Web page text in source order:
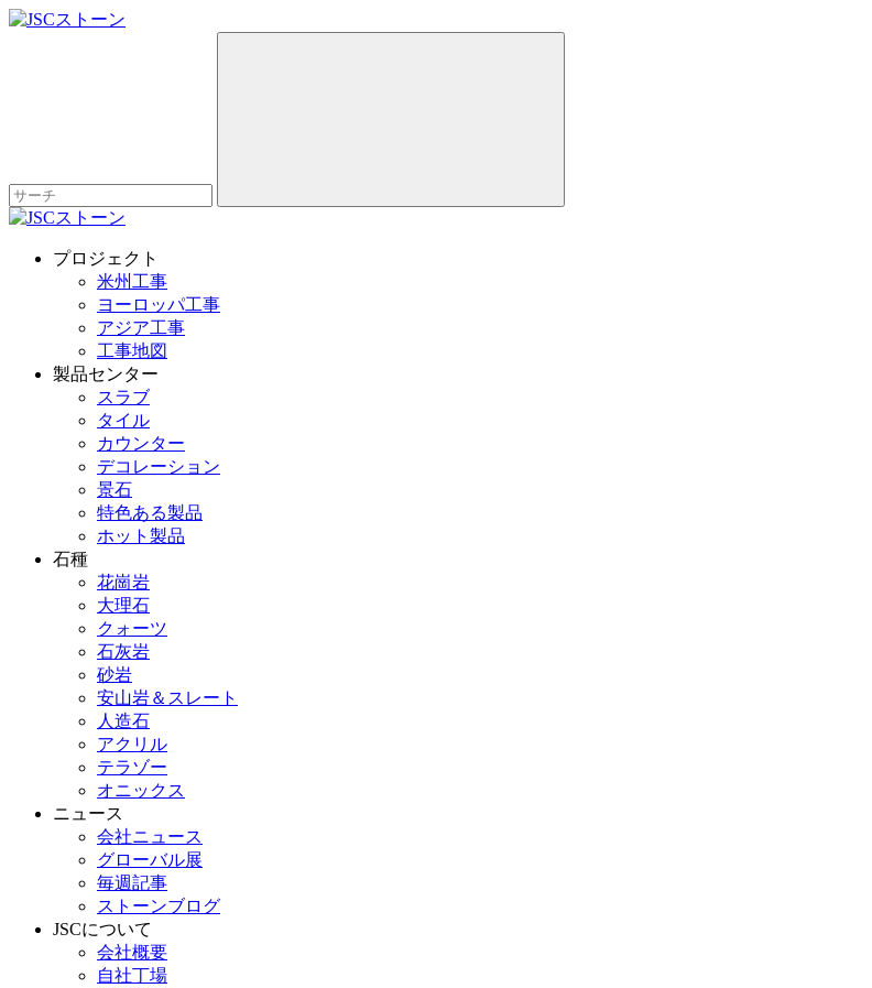
プロジェクト
米州工事
ヨーロッパ工事
アジア工事
工事地図
製品センター
スラブ
タイル
カウンター
デコレーション
景石
特色ある製品
ホット製品
石種
花崗岩
大理石
クォーツ
石灰岩
砂岩
安山岩＆スレート
人造石
アクリル
テラゾー
オニックス
ニュース
会社ニュース
グローバル展
毎週記事
ストーンブログ
JSCについて
会社概要
自社丁場